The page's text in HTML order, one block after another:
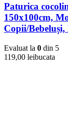
Paturica
150x100cm,
Copii/
Evaluat la 0 din 5
119,00 leibucata